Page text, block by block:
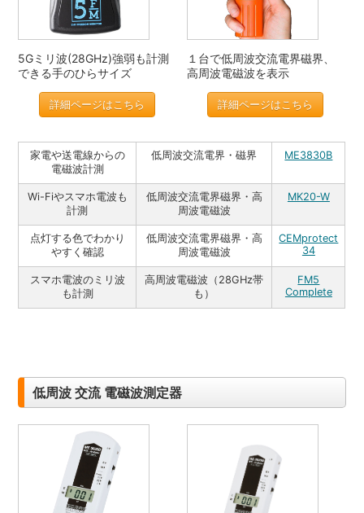
5Gミリ波(28GHz)強弱も計測
できる手のひらサイズ
詳細ページはこちら
１台で低周波交流電界磁界、
高周波電磁波を表示
詳細ページはこちら
家電や送電線からの
電磁波計測
低周波交流電界・磁界 ME3830B
Wi-Fiやスマホ電波も
計測
低周波交流電界磁界・高
周波電磁波
MK20-W
点灯する色でわかり
やすく確認
低周波交流電界磁界・高
周波電磁波
CEMprotect
34
スマホ電波のミリ波
も計測
高周波電磁波（28GHz帯
も）
FM5
Complete
低周波 交流 電磁波測定器